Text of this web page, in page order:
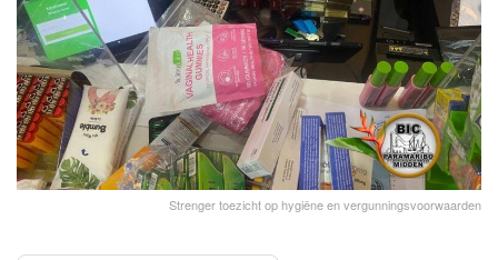
Strenger toezicht op hygiëne en vergunningsvoorwaarden